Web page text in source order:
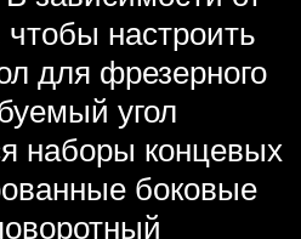
чтобы настроить
для фрезерного
угол
наборы концевых
боковые